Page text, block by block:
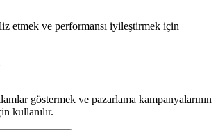
etmek ve performansı iyileştirmek için
göstermek ve pazarlama kampanyalarının
kullanılır.